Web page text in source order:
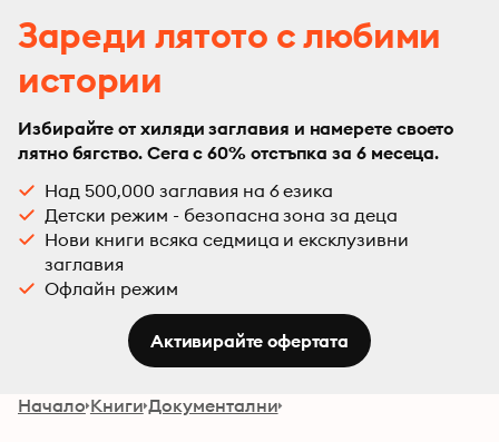
Зареди лятото с любими
истории
Избирайте от хиляди заглавия и намерете своето
лятно бягство. Сега с 60% отстъпка за 6 месеца.
Над 500,000 заглавия на 6 езика
Детски режим - безопасна зона за деца
Нови книги всяка седмица и ексклузивни
заглавия
Офлайн режим
Активирайте офертата
Начало Книги Документални